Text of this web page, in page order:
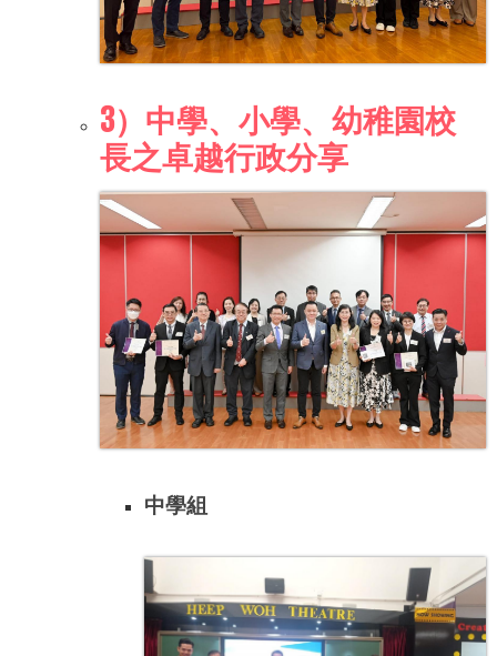
3）中學、小學、幼稚園校
長之卓越行政分享
中學組